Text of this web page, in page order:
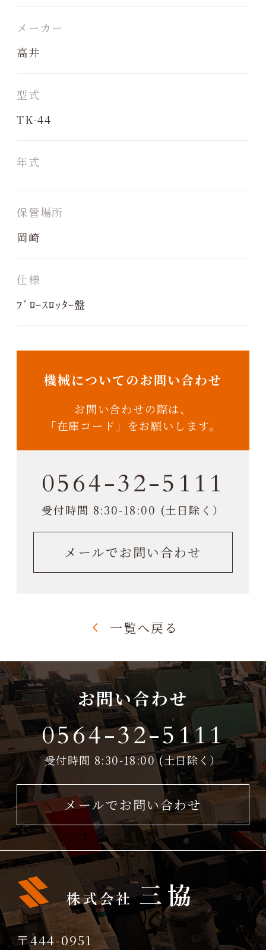
メーカー
高井
型式
TK-44
年式
保管場所
岡崎
仕様
ﾌﾞﾛｰｽﾛｯﾀｰ盤
機械についてのお問い合わせ
お問い合わせの際は、
「在庫コード」をお願いします。
0564-32-5111
受付時間 8:30-18:00 (土日除く）
メールでお問い合わせ
一覧へ戻る
お問い合わせ
0564-32-5111
受付時間 8:30-18:00 (土日除く）
メールでお問い合わせ
〒444-0951